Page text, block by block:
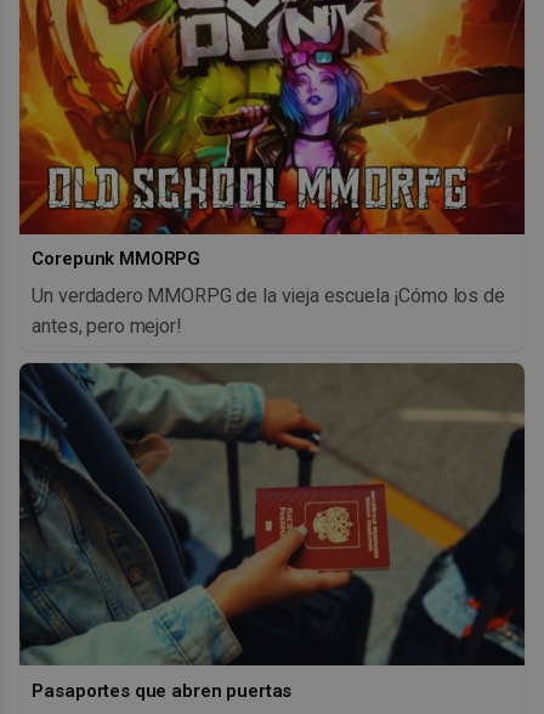
Corepunk MMORPG
Un verdadero MMORPG de la vieja escuela ¡Cómo los de
antes, pero mejor!
Pasaportes que abren puertas